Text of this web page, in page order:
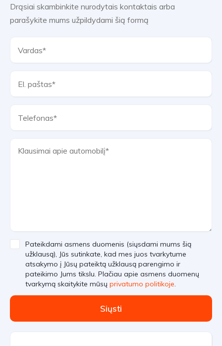
Drąsiai skambinkite nurodytais kontaktais arba
parašykite mums užpildydami šią formą
Pateikdami asmens duomenis (siųsdami mums šią
užklausą), Jūs sutinkate, kad mes juos tvarkytume
atsakymo į Jūsų pateiktą užklausą parengimo ir
pateikimo Jums tikslu. Plačiau apie asmens duomenų
tvarkymą skaitykite mūsų privatumo politikoje.
Siųsti